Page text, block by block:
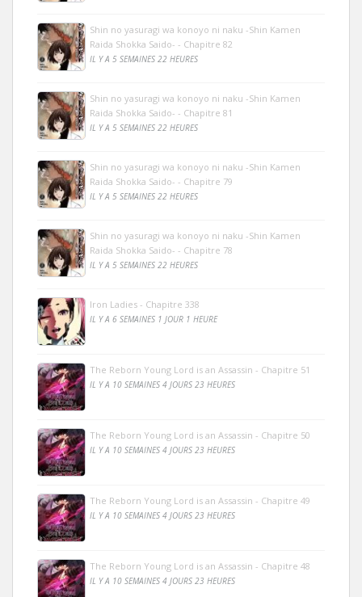
Shin no yasuragi wa konoyo ni naku -Shin Kamen
Raida Shokka Saido- - Chapitre 82
IL Y A 5 SEMAINES 22 HEURES
Shin no yasuragi wa konoyo ni naku -Shin Kamen
Raida Shokka Saido- - Chapitre 81
IL Y A 5 SEMAINES 22 HEURES
Shin no yasuragi wa konoyo ni naku -Shin Kamen
Raida Shokka Saido- - Chapitre 79
IL Y A 5 SEMAINES 22 HEURES
Shin no yasuragi wa konoyo ni naku -Shin Kamen
Raida Shokka Saido- - Chapitre 78
IL Y A 5 SEMAINES 22 HEURES
Iron Ladies - Chapitre 338
IL Y A 6 SEMAINES 1 JOUR 1 HEURE
The Reborn Young Lord is an Assassin - Chapitre 51
IL Y A 10 SEMAINES 4 JOURS 23 HEURES
The Reborn Young Lord is an Assassin - Chapitre 50
IL Y A 10 SEMAINES 4 JOURS 23 HEURES
The Reborn Young Lord is an Assassin - Chapitre 49
IL Y A 10 SEMAINES 4 JOURS 23 HEURES
The Reborn Young Lord is an Assassin - Chapitre 48
IL Y A 10 SEMAINES 4 JOURS 23 HEURES